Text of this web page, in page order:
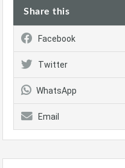
Share this
Facebook
Twitter
WhatsApp
Email